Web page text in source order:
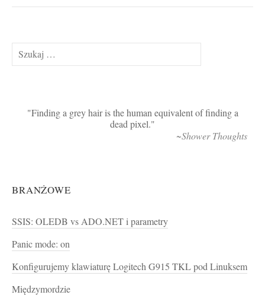
Szukaj:
Finding a grey hair is the human equivalent of finding a
dead pixel.
~Shower Thoughts
BRANŻOWE
SSIS: OLEDB vs ADO.NET i parametry
Panic mode: on
Konfigurujemy klawiaturę Logitech G915 TKL pod Linuksem
Międzymordzie